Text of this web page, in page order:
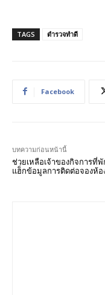
TAGS ตำรวจทำดี
Facebook
บทความก่อนหน้านี้
ช่วยเหลือเจ้าของกิจการที่
แฮ็กข้อมูลการติดต่อจองห้อ